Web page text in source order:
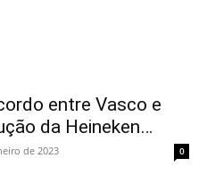
entre Vasco e
da Heineken…
de 2023 0